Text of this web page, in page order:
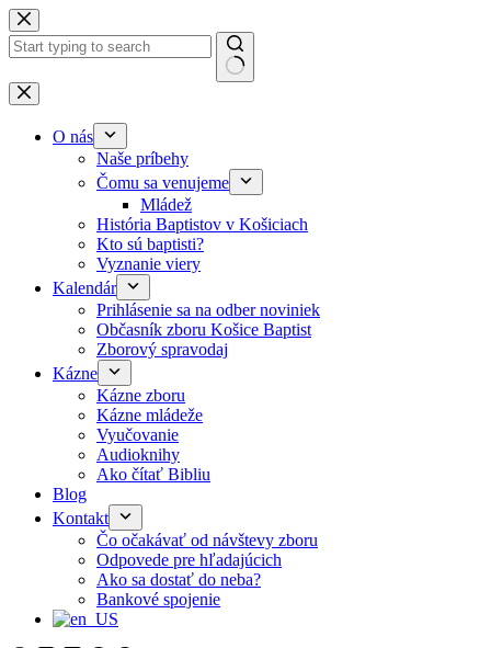
Skip to content
No results
O nás
Naše príbehy
Čomu sa venujeme
Mládež
História Baptistov v Košiciach
Kto sú baptisti?
Vyznanie viery
Kalendár
Prihlásenie sa na odber noviniek
Občasník zboru Košice Baptist
Zborový spravodaj
Kázne
Kázne zboru
Kázne mládeže
Vyučovanie
Audioknihy
Ako čítať Bibliu
Blog
Kontakt
Čo očakávať od návštevy zboru
Odpovede pre hľadajúcich
Ako sa dostať do neba?
Bankové spojenie